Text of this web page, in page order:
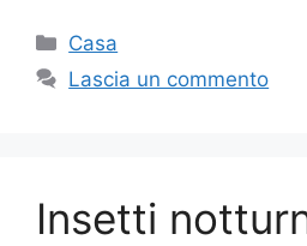
Categorie
Casa
Lascia un commento
Insetti